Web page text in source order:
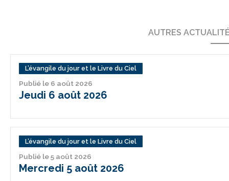
AUTRES
L’évangile du jour et le Livre du Ciel
Publié le 6 août 2026
Jeudi 6 août 2026
L’évangile du jour et le Livre du Ciel
Publié le 5 août 2026
Mercredi 5 août 2026